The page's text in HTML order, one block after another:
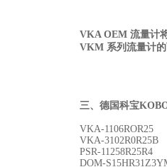
VKA OEM 流量计
VKM 系列流量计
三、 德国科宝
VKA-1106ROR25
VKA-3102R0R25B
PSR-11258R25R4
DOM-